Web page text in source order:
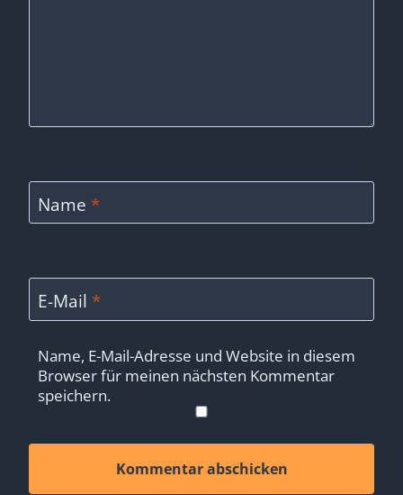
Name *
E-Mail *
Name, E-Mail-Adresse und Website in diesem
Browser für meinen nächsten Kommentar
speichern.